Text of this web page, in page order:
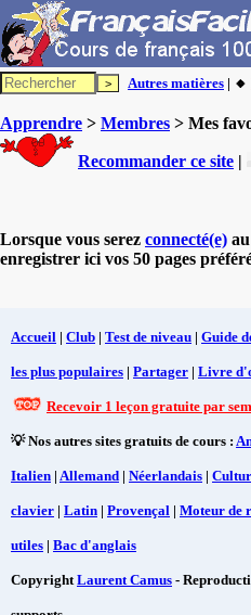
Autres matières | 🔸
Apprendre > Membres > Mes
Recommander ce site |
Lorsque vous serez connecté(e)
enregistrer ici vos 50 pages
Accueil | Club | Test de niveau | Guide
les plus populaires | Partager | Livre
Recevoir 1 leçon gratuite par
💡 Nos autres sites gratuits de cours :
Italien | Allemand | Néerlandais |
clavier | Latin | Provençal | Moteur de
utiles | Bac d'anglais
CopyrightLaurent Camus -